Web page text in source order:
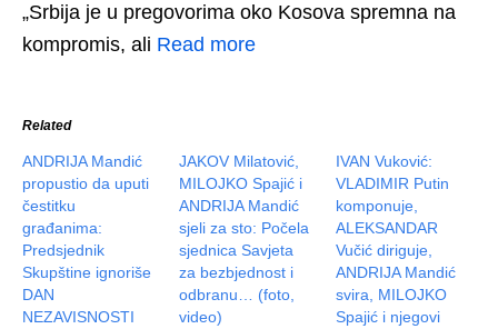
„Srbija je u pregovorima oko Kosova spremna na
kompromis, ali Read more
Related
ANDRIJA Mandić
propustio da uputi
čestitku
građanima:
Predsjednik
Skupštine ignoriše
DAN
NEZAVISNOSTI
JAKOV Milatović,
MILOJKO Spajić i
ANDRIJA Mandić
sjeli za sto: Počela
sjednica Savjeta
za bezbjednost i
odbranu… (foto,
video)
IVAN Vuković:
VLADIMIR Putin
komponuje,
ALEKSANDAR
Vučić diriguje,
ANDRIJA Mandić
svira, MILOJKO
Spajić i njegovi